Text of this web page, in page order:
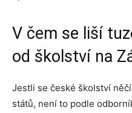
V čem se liší
od školství na
Jestli se české školství
států, není to podle